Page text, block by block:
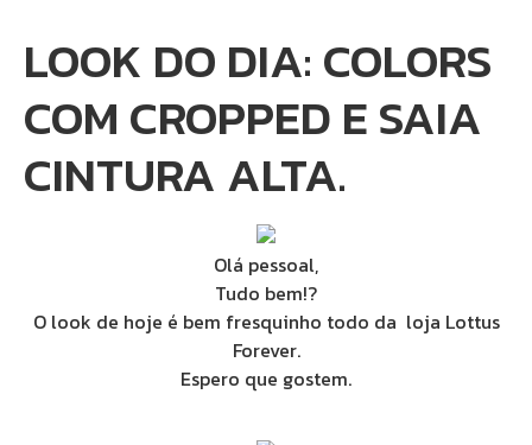
LOOK DO DIA: COLORS
COM CROPPED E SAIA
CINTURA ALTA.
Olá pessoal,
Tudo bem!?
O look de hoje é bem fresquinho todo da loja Lottus
Forever.
Espero que gostem.